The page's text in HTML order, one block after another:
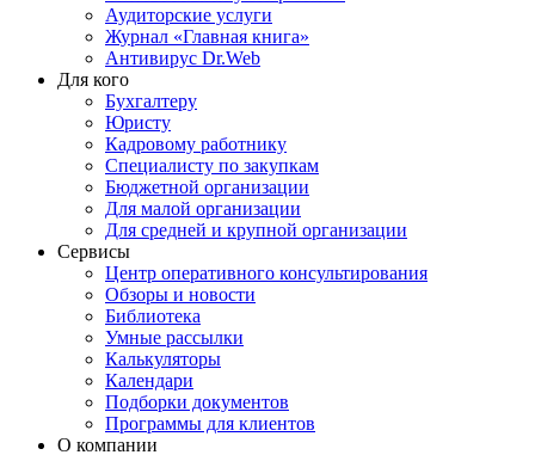
Аудиторские услуги
Журнал «Главная книга»
Антивирус Dr.Web
Для кого
Бухгалтеру
Юристу
Кадровому работнику
Специалисту по закупкам
Бюджетной организации
Для малой организации
Для средней и крупной организации
Сервисы
Центр оперативного консультирования
Обзоры и новости
Библиотека
Умные рассылки
Калькуляторы
Календари
Подборки документов
Программы для клиентов
О компании